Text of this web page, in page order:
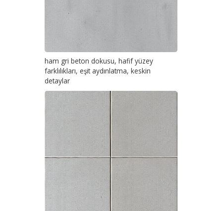
ham gri beton dokusu, hafif yüzey
farklılıkları, eşit aydınlatma, keskin
detaylar